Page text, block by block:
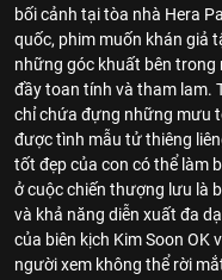
bối cảnh tại tòa nhà Hera
quốc, phim muốn khán giả
những góc khuất bên
đầy toan tính và tham lam.
chỉ chứa đựng những mưu
được tình mẫu tử thiêng
tốt đẹp của con có thể làm
ở cuộc chiến thượng lưu là
và khả năng diễn xuất đa
của biên kịch Kim Soon OK
người xem không thể rời